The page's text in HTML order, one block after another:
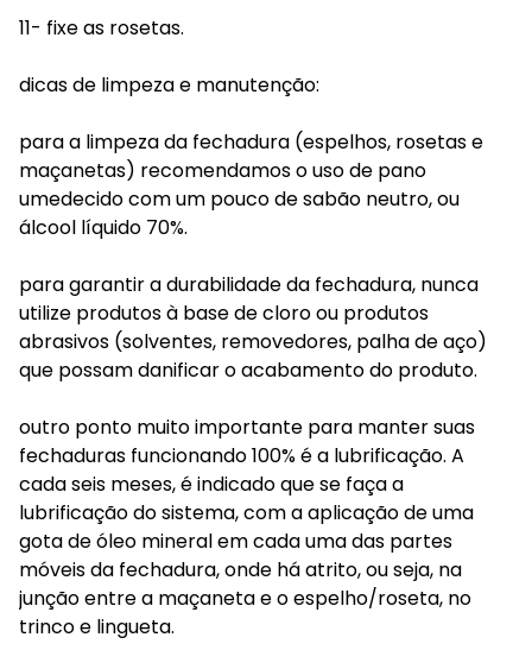
11- fixe as rosetas.
dicas de limpeza e manutenção:
para a limpeza da fechadura (espelhos, rosetas e
maçanetas) recomendamos o uso de pano
umedecido com um pouco de sabão neutro, ou
álcool líquido 70%.
para garantir a durabilidade da fechadura, nunca
utilize produtos à base de cloro ou produtos
abrasivos (solventes, removedores, palha de aço)
que possam danificar o acabamento do produto.
outro ponto muito importante para manter suas
fechaduras funcionando 100% é a lubrificação. A
cada seis meses, é indicado que se faça a
lubrificação do sistema, com a aplicação de uma
gota de óleo mineral em cada uma das partes
móveis da fechadura, onde há atrito, ou seja, na
junção entre a maçaneta e o espelho/roseta, no
trinco e lingueta.